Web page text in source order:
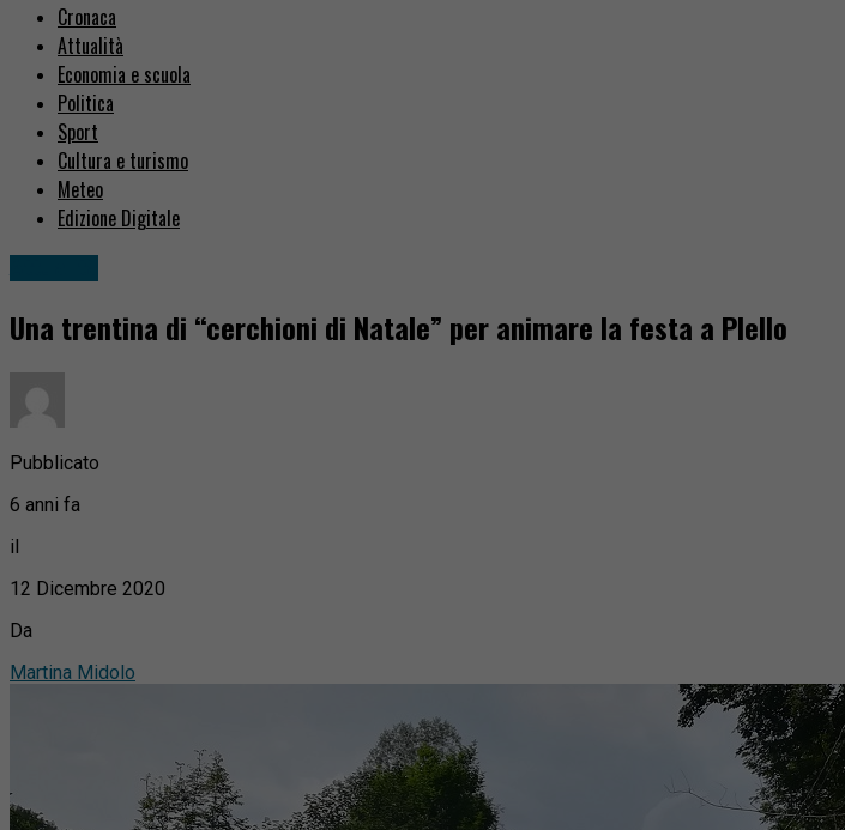
Cronaca
Attualità
Economia e scuola
Politica
Sport
Cultura e turismo
Meteo
Edizione Digitale
Una trentina di “cerchioni di Natale” per animare la festa a Plello
Pubblicato
6 anni fa
il
12 Dicembre 2020
Da
Martina Midolo